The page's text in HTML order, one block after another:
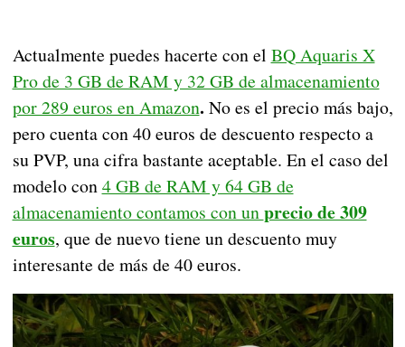
Actualmente puedes hacerte con el BQ Aquaris X
Pro de 3 GB de RAM y 32 GB de almacenamiento
por 289 euros en Amazon. No es el precio más bajo,
pero cuenta con 40 euros de descuento respecto a
su PVP, una cifra bastante aceptable. En el caso del
modelo con4 GB de RAM y 64 GB de
almacenamiento contamos con unprecio de 309
euros, que de nuevo tiene un descuento muy
interesante de más de 40 euros.